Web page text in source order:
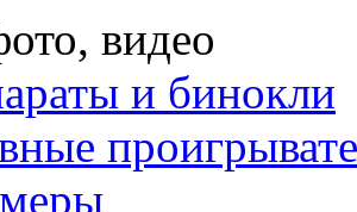
видео
и бинокли